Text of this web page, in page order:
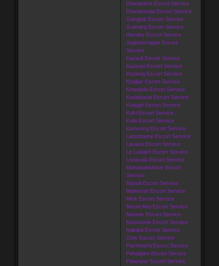
Dharamkot Escort Service
Dharamsala Escort Service
Gangtok Escort Service
Gulmarg Escort Service
Horsley Escort Service
Jogindernagar Escort
Service
Kasauli Escort Service
Kausani Escort Service
Keylong Escort Service
Khajjiar Escort Service
Khandala Escort Service
Kodaikanal Escort Service
Kotagiri Escort Service
Kufri Escort Service
Kullu Escort Service
Kurseong Escort Service
Lansdowne Escort Service
Lavasa Escort Service
Le Ladakh Escort Service
Lonavala Escort Service
Mahabaleshwar Escort
Service
Manali Escort Service
Matheran Escort Service
Mirik Escort Service
Mount Abu Escort Service
Munnar Escort Service
Mussoorie Escort Service
Nainital Escort Service
Ooty Escort Service
Pachmarhi Escort Service
Pahalgam Escort Service
Palampur Escort Service